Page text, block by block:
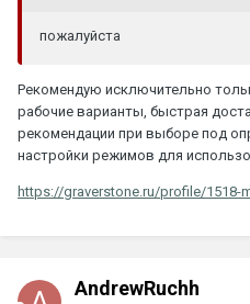
пожалуйста
Рекомендую исключительно
рабочие варианты, быстрая
рекомендации при выборе под
настройки режимов для
https://graverstone.ru/profile/1518-
AndrewRuchh